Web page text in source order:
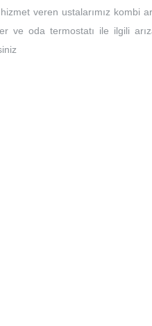
veren ustalarımız kombi
ve oda termostatı ile ilgili